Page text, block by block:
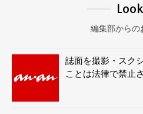
編集部からの
誌面を撮影・スク
ことは法律で禁止